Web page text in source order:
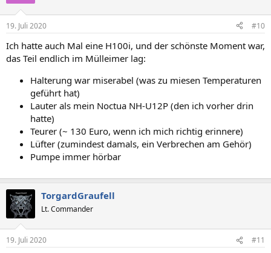
19. Juli 2020 #10
Ich hatte auch Mal eine H100i, und der schönste Moment war,
das Teil endlich im Mülleimer lag:
Halterung war miserabel (was zu miesen Temperaturen
geführt hat)
Lauter als mein Noctua NH-U12P (den ich vorher drin
hatte)
Teurer (~ 130 Euro, wenn ich mich richtig erinnere)
Lüfter (zumindest damals, ein Verbrechen am Gehör)
Pumpe immer hörbar
TorgardGraufell
Lt. Commander
19. Juli 2020 #11